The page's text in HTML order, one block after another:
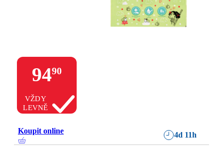
9490
VŽDY
LEVNĚ
Koupit online 4d 11h